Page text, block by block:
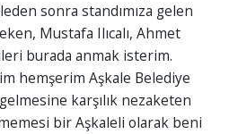
sonra standımıza gelen
Mustafa Ilıcalı, Ahmet
burada anmak isterim.
hemşerim Aşkale Belediye
karşılık nezaketen
bir Aşkaleli olarak beni